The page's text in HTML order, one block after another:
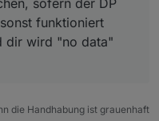
zu tun, sondern
funktioniert
dir wird "no data"
die Handhabung ist grauenhaft